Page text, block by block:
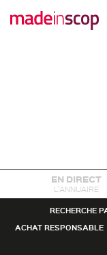
EN DIRECT
L'ANNUAIRE
RECHERCHE
ACHAT RESPONSABLE